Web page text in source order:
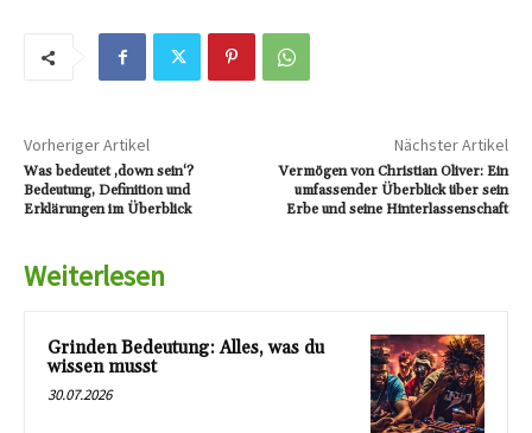
Vorheriger Artikel
Was bedeutet ‚down sein‘?
Bedeutung, Definition und
Erklärungen im Überblick
Nächster Artikel
Vermögen von Christian Oliver: Ein
umfassender Überblick über sein
Erbe und seine Hinterlassenschaft
Weiterlesen
Grinden Bedeutung: Alles, was du
wissen musst
30.07.2026